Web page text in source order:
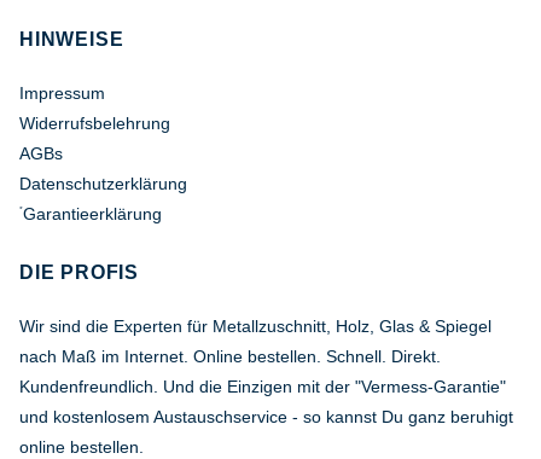
HINWEISE
Impressum
Widerrufsbelehrung
AGBs
Datenschutzerklärung
*Garantieerklärung
DIE PROFIS
Wir sind die Experten für Metallzuschnitt, Holz, Glas & Spiegel
nach Maß im Internet. Online bestellen. Schnell. Direkt.
Kundenfreundlich. Und die Einzigen mit der "Vermess-Garantie"
und kostenlosem Austauschservice - so kannst Du ganz beruhigt
online bestellen.